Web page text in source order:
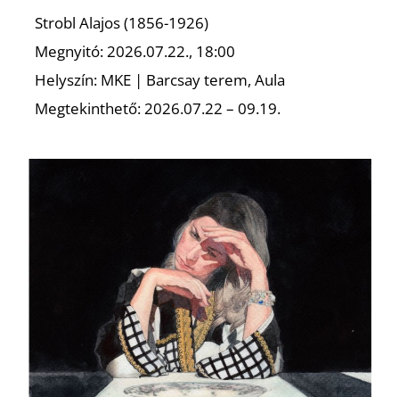
Strobl Alajos (1856-1926)
Megnyitó: 2026.07.22., 18:00
Helyszín: MKE | Barcsay terem, Aula
Megtekinthető: 2026.07.22 – 09.19.